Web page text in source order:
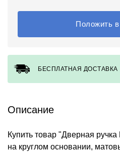
Положить в
БЕСПЛАТНАЯ ДОСТАВКА
Описание
Купить товар "Дверная
на круглом основании,